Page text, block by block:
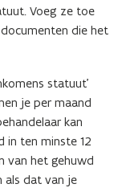
Voeg ze toe
die het
statuut’
je per maand
kan
in ten minste 12
van het gehuwd
als dat van je